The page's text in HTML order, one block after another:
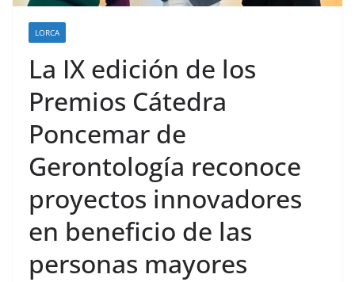
LORCA
La IX edición de los
Premios Cátedra
Poncemar de
Gerontología reconoce
proyectos innovadores
en beneficio de las
personas mayores